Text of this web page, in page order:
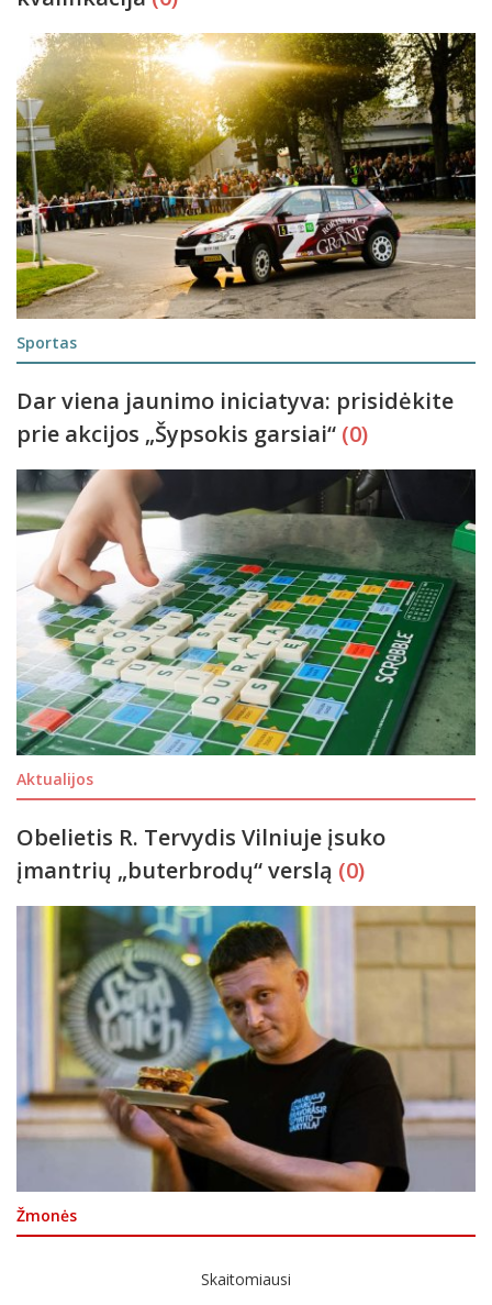
Sportas
Dar viena jaunimo iniciatyva: prisidėkite
prie akcijos „Šypsokis garsiai“ (0)
Aktualijos
Obelietis R. Tervydis Vilniuje įsuko
įmantrių „buterbrodų“ verslą (0)
Žmonės
Skaitomiausi